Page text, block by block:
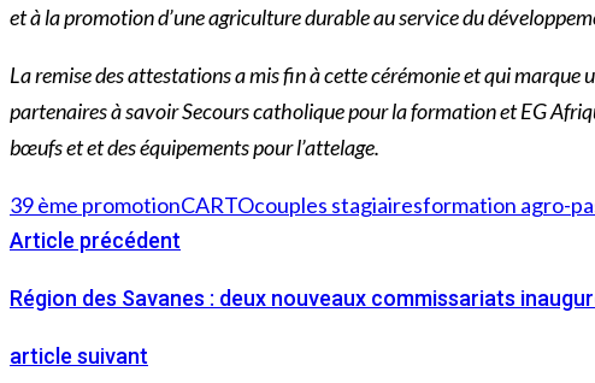
et à la promotion d’une agriculture durable au service du
La remise des attestations a mis fin à cette cérémonie et qui marque
partenaires à savoir Secours catholique pour la formation et EG
bœufs et et des équipements pour l’attelage.
39 ème promotionCARTOcouples stagiairesformation agro-
Article précédent
Région des Savanes : deux nouveaux commissariats
article suivant